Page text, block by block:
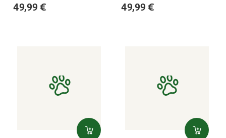
49,99 € 49,99 €